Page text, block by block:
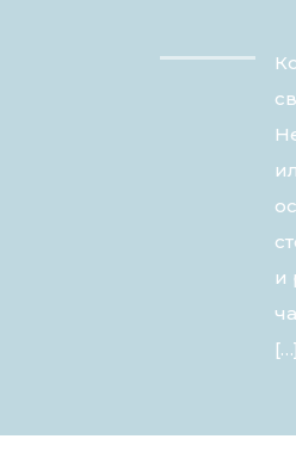
и
[…]